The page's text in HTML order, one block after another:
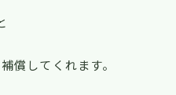
償してくれます。